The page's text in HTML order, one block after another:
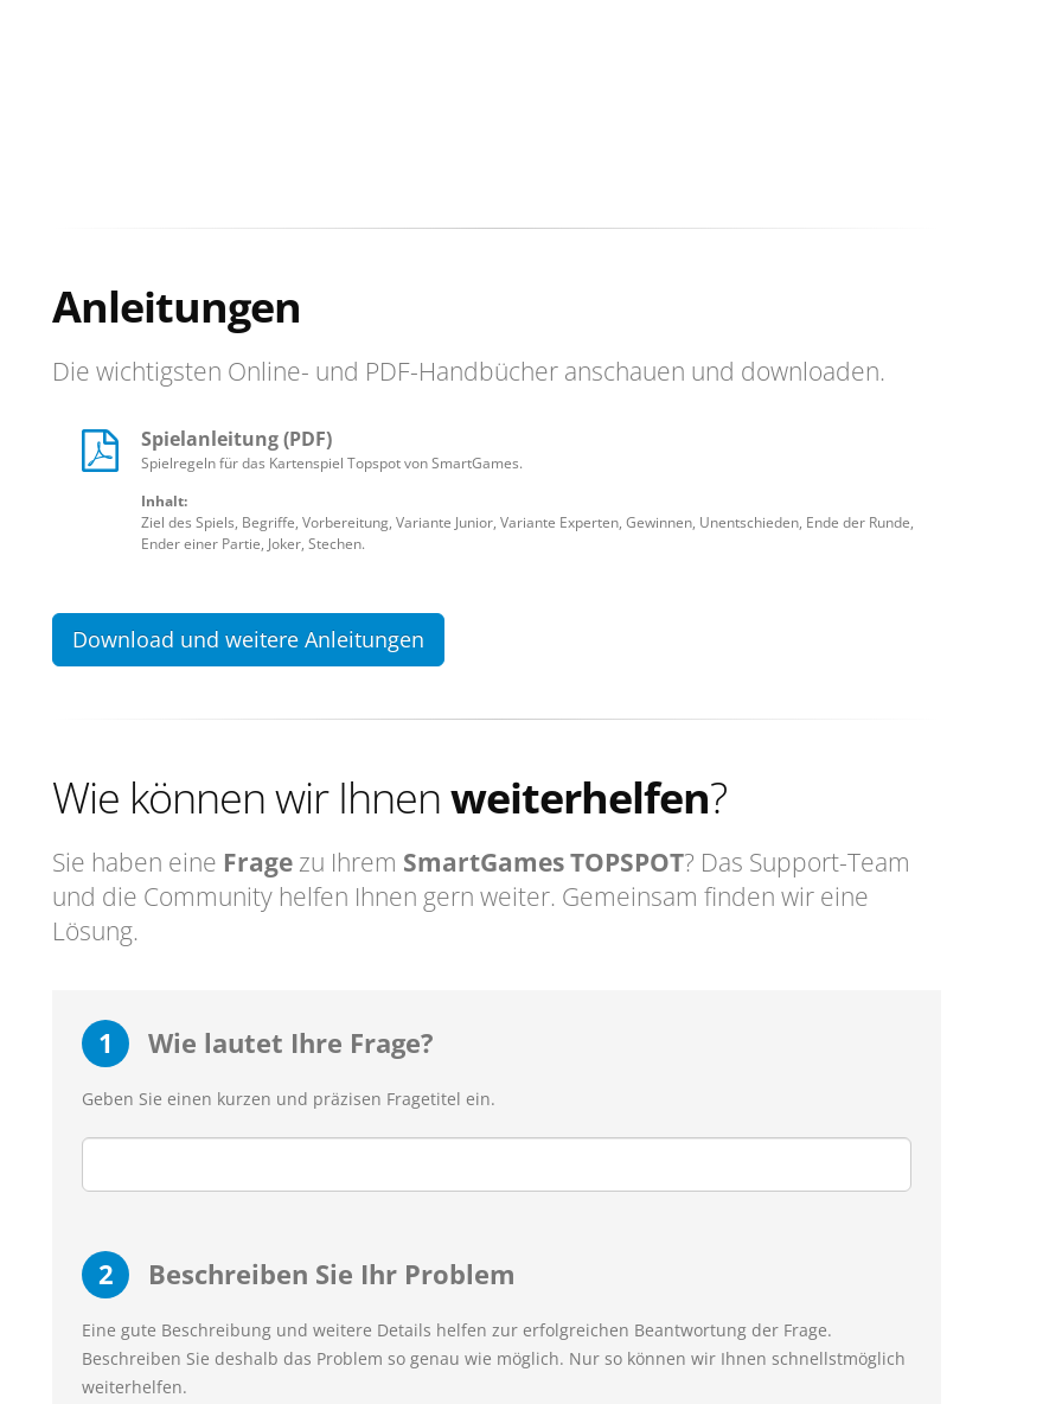
Anleitungen
Die wichtigsten Online- und PDF-Handbücher anschauen und downloaden.
Spielanleitung (PDF)
Spielregeln für das Kartenspiel Topspot von SmartGames.
Inhalt:
Ziel des Spiels, Begriffe, Vorbereitung, Variante Junior, Variante Experten, Gewinnen, Unentschieden, Ende der Runde,
Ender einer Partie, Joker, Stechen.
Download und weitere Anleitungen
Wie können wir Ihnenweiterhelfen?
Sie haben eine Frage zu Ihrem SmartGames TOPSPOT? Das Support-Team
und die Community helfen Ihnen gern weiter. Gemeinsam finden wir eine
Lösung.
1 Wie lautet Ihre Frage?
Geben Sie einen kurzen und präzisen Fragetitel ein.
2 Beschreiben Sie Ihr Problem
Eine gute Beschreibung und weitere Details helfen zur erfolgreichen Beantwortung der Frage.
Beschreiben Sie deshalb das Problem so genau wie möglich. Nur so können wir Ihnen schnellstmöglich
weiterhelfen.